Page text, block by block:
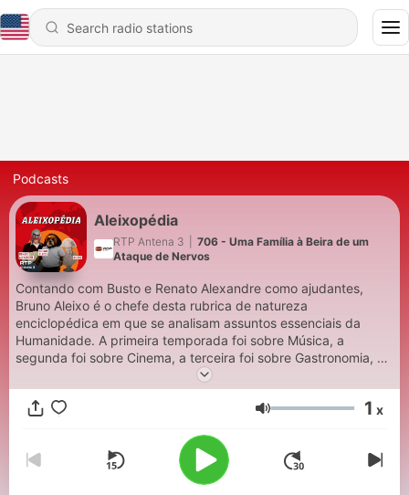
Podcasts
Aleixopédia
RTP Antena 3
706 - Uma Família à Beira de um
Ataque de Nervos
Contando com Busto e Renato Alexandre como ajudantes,
Bruno Aleixo é o chefe desta rubrica de natureza
enciclopédica em que se analisam assuntos essenciais da
Humanidade. A primeira temporada foi sobre Música, a
segunda foi sobre Cinema, a terceira foi sobre Gastronomia, a
quarta foi sobre História, a quinta foi sobre Geografia, a sexta
foi sobre Televisão, e a sétima foi um especial Europédia sobre
Euro 2024. A oitava foi novamente sobre Música, e a nona é
Volume 1 x